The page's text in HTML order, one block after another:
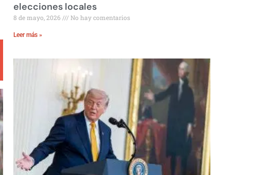
elecciones locales
8 de mayo, 2026 No hay comentarios
Leer más »